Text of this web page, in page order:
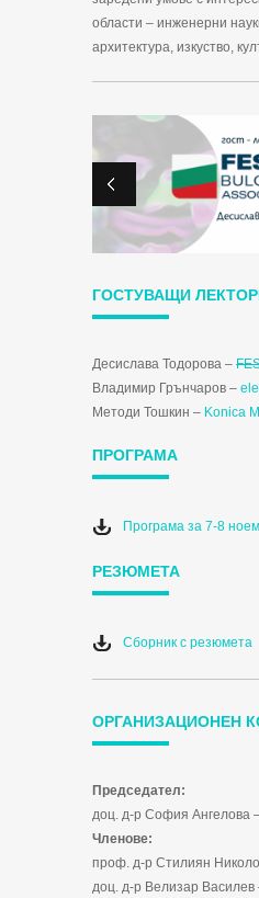
области – инженерни
архитектура, изкуство,
ГОСТУВАЩИ
Десислава Тодорова –
Владимир Грънчаров –
Методи Тошкин – Konica
ПРОГРАМА
Програма за 7-8
РЕЗЮМЕТА
Сборник с резюмета
ОРГАНИЗАЦИОНЕН
Председател:
доц. д-р София Ангелова
Членове:
проф. д-р Стилиян
доц. д-р Велизар